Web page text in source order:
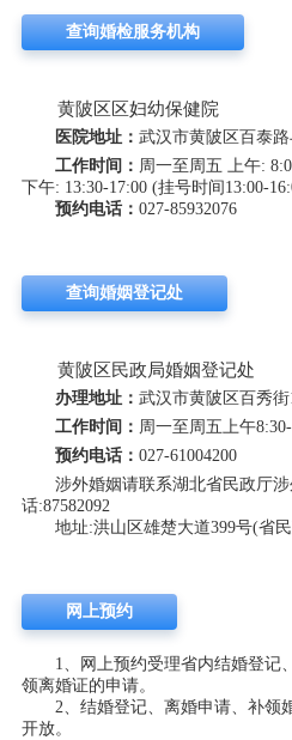
查询婚检服务机构
黄陂区区妇幼保健院
医院地址： 武汉市黄陂区百泰
工作时间： 周一至周五 上午:
下午: 13:30-17:00 (挂号时间13:00-
预约电话： 027-85932076
查询婚姻登记处
黄陂区民政局婚姻登记处
办理地址： 武汉市黄陂区百秀街
工作时间： 周一至周五上午
预约电话： 027-61004200
涉外婚姻请联系湖北省民政厅
话:87582092
地址:洪山区雄楚大道399号(省
网上预约
1、网上预约受理省内结婚登记
领离婚证的申请。
2、结婚登记、离婚申请、补领
开放。